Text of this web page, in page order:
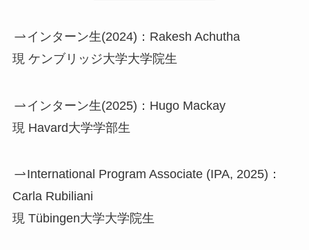
インターン生(2024)：Rakesh Achutha
現 ケンブリッジ大学大学院生
インターン生(2025)：Hugo Mackay
現 Havard大学学部生
International Program Associate (IPA, 2025)：
Carla Rubiliani
現 Tübingen大学大学院生